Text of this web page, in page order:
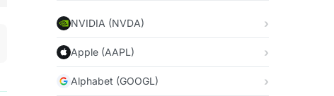
NVIDIA (NVDA)
Apple (AAPL)
Alphabet (GOOGL)